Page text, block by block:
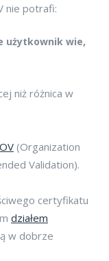
nie potrafi:
użytkownik wie,
niż różnica w
(Organization
Validation).
certyfikatu
działem
w dobrze